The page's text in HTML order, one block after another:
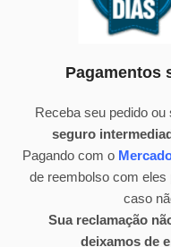
Pagamentos
Receba seu pedido
seguro
Pagando com o
de reembolso com eles
caso
Sua reclamação
deixamos de